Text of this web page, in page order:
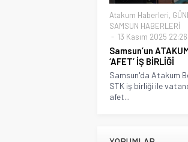
Atakum Haberleri,
SAMSUN HABERLERİ
13 Kasım 2025 22:26
Samsun’un
‘AFET’ İŞ BİRLİĞİ
Samsun'da Atakum
STK iş birliği ile
afet...